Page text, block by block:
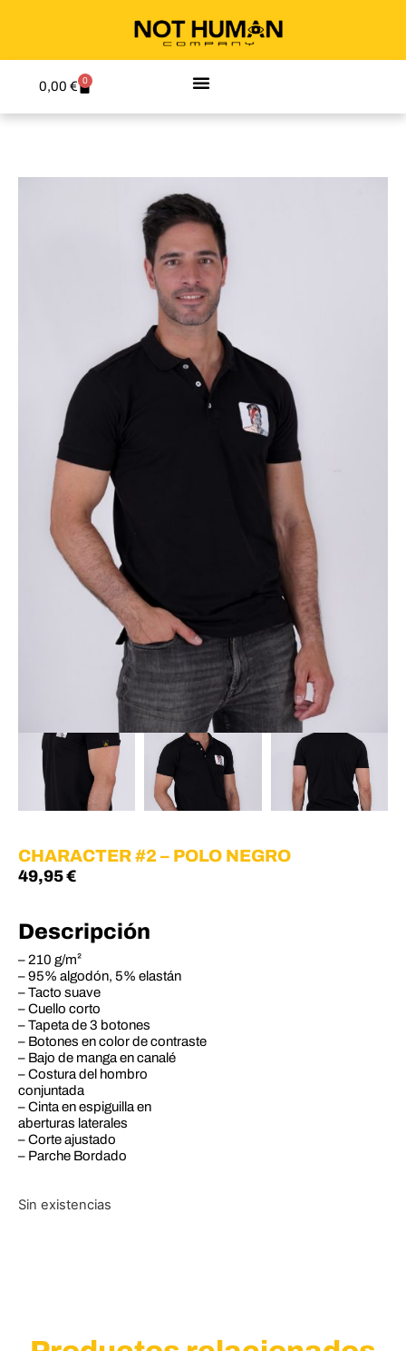
0,00 € 0
CHARACTER #2 – POLO NEGRO
49,95€
Descripción
– 210 g/m²
– 95% algodón, 5% elastán
– Tacto suave
– Cuello corto
– Tapeta de 3 botones
– Botones en color de contraste
– Bajo de manga en canalé
– Costura del hombro
conjuntada
– Cinta en espiguilla en
aberturas laterales
– Corte ajustado
– Parche Bordado
Sin existencias